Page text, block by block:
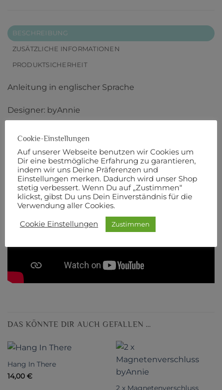
BESCHREIBUNG
ZUSÄTZLICHE INFORMATIONEN
PRODUKTSICHERHEIT
Anleitung in englischer Sprache
Designer: byAnnie
DAS KÖNNTE DIR AUCH GEFALLEN …
Hang In There
14,00 €
2 x Magnetenverschluss
Cookie-Einstellungen
Auf unserer Webseite benutzen wir Cookies um
Dir eine bestmögliche Erfahrung zu garantieren,
indem wir uns Deine Präferenzen und
Einstellungen merken. Dadurch wird unser Shop
stetig verbessert. Wenn Du auf „Zustimmen“
klickst, gibst Du uns Dein Einverständnis für die
Verwendung aller Cookies.
Cookie Einstellungen Zustimmen